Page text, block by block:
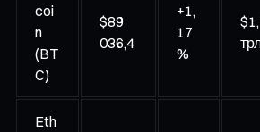
coi
n
(BT
C)
$89
036,4
+1,
17
%
Eth